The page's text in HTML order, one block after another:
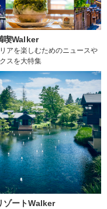
喫Walker
アを楽しむためのニュースや
スを大特集
ゾートWalker